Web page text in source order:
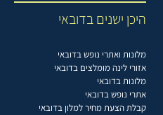
היכן ישנים בדובאי
מלונות ואתרי נופש בדובאי
אזורי לינה מומלצים בדובאי
מלונות בדובאי
אתרי נופש בדובאי
קבלת הצעת מחיר למלון בדובאי